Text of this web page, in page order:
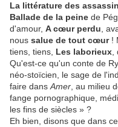
La littérature des
Ballade de la peine de
d'amour, A cœur perdu ,
nous salue de tout cœur!
tiens, tiens, Les laborieux
Qu'est-ce qu'un conte de
néo-stoïcien, le sage de
faire dans Amer , au milieu
fange pornographique,
les fins de siècles » ?
Eh bien, disons que dans